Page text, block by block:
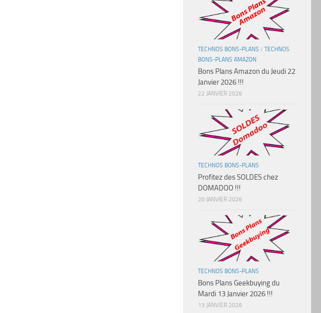
TECHNOS BONS-PLANS / TECHNOS
BONS-PLANS AMAZON
Bons Plans Amazon du Jeudi 22
Janvier 2026 !!!
22 JANVIER 2026
TECHNOS BONS-PLANS
Profitez des SOLDES chez
DOMADOO !!!
20 JANVIER 2026
TECHNOS BONS-PLANS
Bons Plans Geekbuying du
Mardi 13 Janvier 2026 !!!
13 JANVIER 2026